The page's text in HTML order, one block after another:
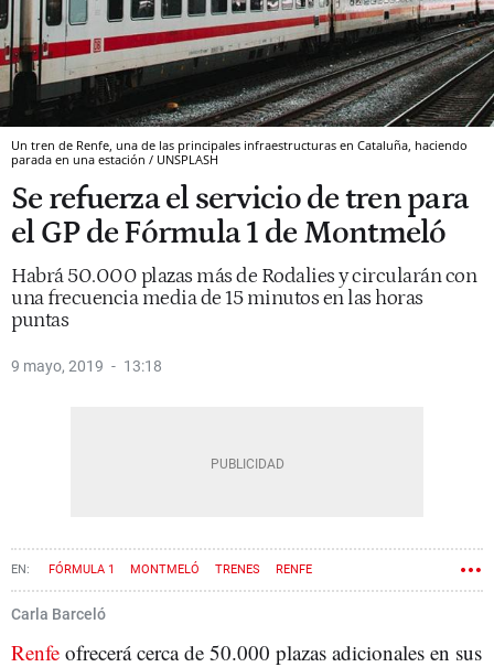
Un tren de Renfe, una de las principales infraestructuras en Cataluña, haciendo
parada en una estación / UNSPLASH
Se refuerza el servicio de tren para
el GP de Fórmula 1 de Montmeló
Habrá 50.000 plazas más de Rodalies y circularán con
una frecuencia media de 15 minutos en las horas
puntas
9 mayo, 2019 13:18
FÓRMULA 1 MONTMELÓ TRENES RENFE
TRANSPORTE PÚBLICO
Carla Barceló
Renfe ofrecerá cerca de 50.000 plazas adicionales en sus